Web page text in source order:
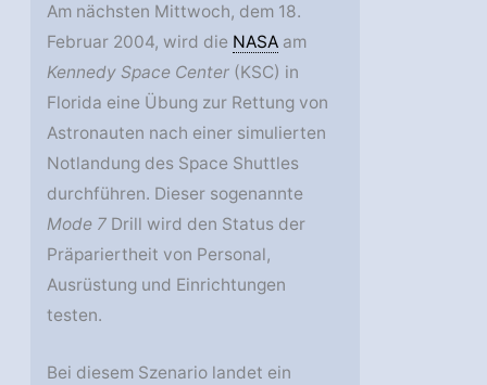
Am nächsten Mittwoch, dem 18.
Februar 2004, wird die NASA am
Kennedy Space Center (KSC) in
Florida eine Übung zur Rettung von
Astronauten nach einer simulierten
Notlandung des Space Shuttles
durchführen. Dieser sogenannte
Mode 7 Drill wird den Status der
Präpariertheit von Personal,
Ausrüstung und Einrichtungen
testen.
Bei diesem Szenario landet ein